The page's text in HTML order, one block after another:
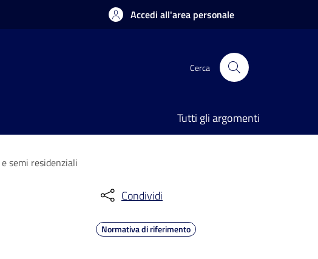
Accedi all'area personale
Cerca
Tutti gli argomenti
semi residenziali
Condividi
Normativa di riferimento